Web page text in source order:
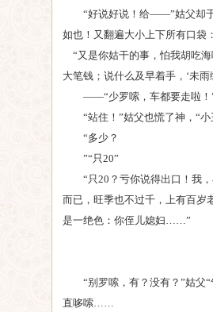
“好说好说！给——”姑父却于
如也！又翻遍大小上下所有口袋
“又是你姑干的事，怕我胡吃
大笔钱；说什么及早着手，‘未
——“少罗嗦，车都要走啦！”
“站住！”姑父也慌了神，“小
“多少？
”“只20”
“只20？亏你说得出口！我，
而已，旺季也不过千，上有百岁
是一绝色：你侄儿媳妇……”
“别罗嗦，有？没有？”姑父“
直哆嗦……